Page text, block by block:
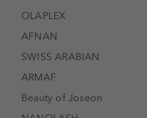
OLAPLEX
AFNAN
SWISS ARABIAN
ARMAF
Beauty of Joseon